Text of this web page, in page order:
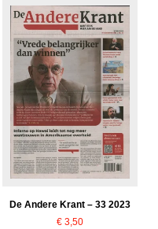
De Andere Krant – 33 2023
€ 3,50